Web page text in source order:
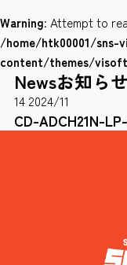
［受付時間］ 9：
お問い
Warning: Attempt to
/home/htk00001/
content/themes/
Newsお知らせ
14 2024/11
CD-ADCH21N-